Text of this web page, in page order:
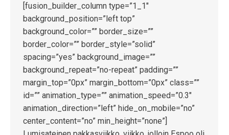
[fusion_builder_column type=”1_1″
background_position=”left top”
background_color=”” border_size=””
border_color=”” border_style=”solid”
spacing=”yes” background_image=””
background_repeat=”no-repeat” padding=””
margin_top=”0px” margin_bottom=”0px” class=””
id=”” animation_type=”” animation_speed=”0.3″
animation_direction=”left” hide_on_mobile=”no”
center_content=”no” min_height=”none”]